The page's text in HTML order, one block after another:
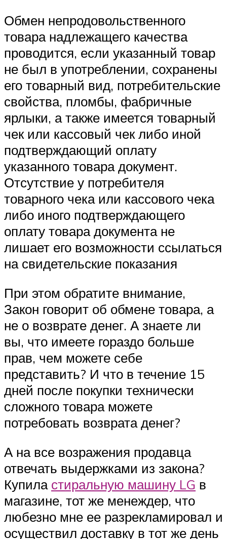
Обмен непродовольственного
товара надлежащего качества
проводится, если указанный товар
не был в употреблении, сохранены
его товарный вид, потребительские
свойства, пломбы, фабричные
ярлыки, а также имеется товарный
чек или кассовый чек либо иной
подтверждающий оплату
указанного товара документ.
Отсутствие у потребителя
товарного чека или кассового чека
либо иного подтверждающего
оплату товара документа не
лишает его возможности ссылаться
на свидетельские показания
При этом обратите внимание,
Закон говорит об обмене товара, а
не о возврате денег. А знаете ли
вы, что имеете гораздо больше
прав, чем можете себе
представить? И что в течение 15
дней после покупки технически
сложного товара можете
потребовать возврата денег?
А на все возражения продавца
отвечать выдержками из закона?
Купила стиральную машину LG в
магазине, тот же менеждер, что
любезно мне ее разрекламировал и
осуществил доставку в тот же день